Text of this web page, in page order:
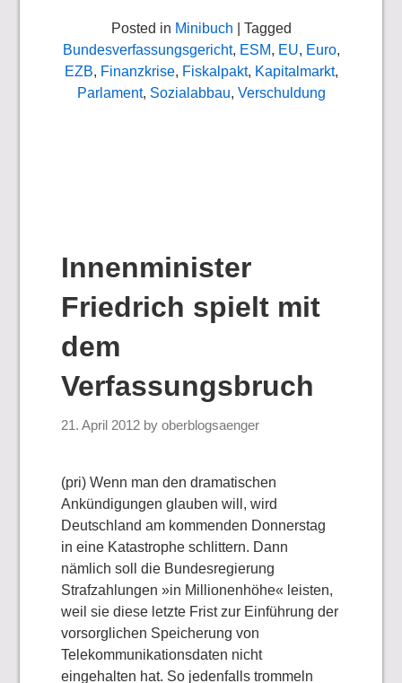
Posted in Minibuch | Tagged
Bundesverfassungsgericht, ESM, EU, Euro,
EZB, Finanzkrise, Fiskalpakt, Kapitalmarkt,
Parlament, Sozialabbau, Verschuldung
Innenminister
Friedrich spielt mit
dem
Verfassungsbruch
21. April 2012 byoberblogsaenger
(pri) Wenn man den dramatischen
Ankündigungen glauben will, wird
Deutschland am kommenden Donnerstag
in eine Katastrophe schlittern. Dann
nämlich soll die Bundesregierung
Strafzahlungen »in Millionenhöhe« leisten,
weil sie diese letzte Frist zur Einführung der
vorsorglichen Speicherung von
Telekommunikationsdaten nicht
eingehalten hat. So jedenfalls trommeln